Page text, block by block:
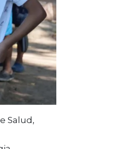
Salud,